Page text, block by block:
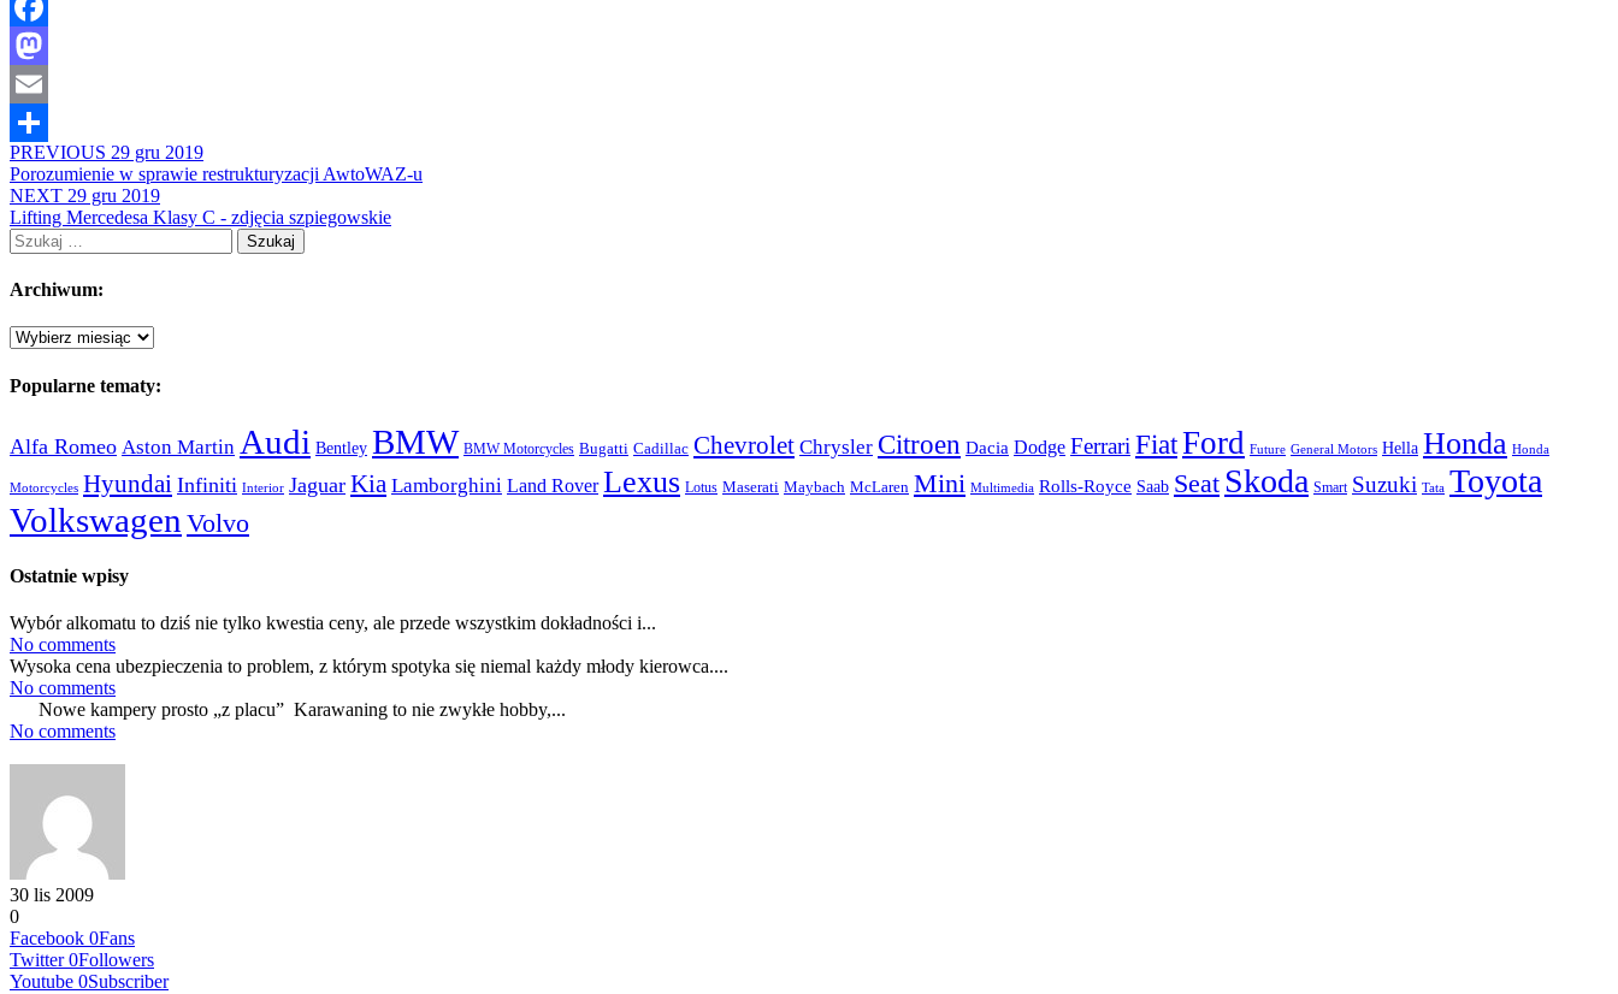
Facebook
Mastodon
Email
Share
PREVIOUS 29 gru 2019
Porozumienie w sprawie restrukturyzacji AwtoWAZ-u
NEXT 29 gru 2019
Lifting Mercedesa Klasy C - zdjęcia szpiegowskie
Szukaj:
Archiwum:
Archiwum:
Popularne tematy:
Alfa Romeo Aston Martin Audi Bentley BMW BMW Motorcycles Bugatti Cadillac Chevrolet Chrysler Citroen Dacia Dodge Ferrari FiatFord Future General Motors Hella Honda Honda
Motorcycles Hyundai Infiniti Interior Jaguar Kia Lamborghini Land Rover Lexus Lotus Maserati Maybach McLaren Mini Multimedia Rolls-Royce Saab Seat Skoda Smart Suzuki Tata Toyota
Volkswagen Volvo
Ostatnie wpisy
Wybór alkomatu to dziś nie tylko kwestia ceny, ale przede wszystkim dokładności i...
No comments
Wysoka cena ubezpieczenia to problem, z którym spotyka się niemal każdy młody kierowca....
No comments
Nowe kampery prosto „z placu” Karawaning to nie zwykłe hobby,...
No comments
30 lis 2009
0
Facebook 0Fans
Twitter 0Followers
Youtube 0Subscriber